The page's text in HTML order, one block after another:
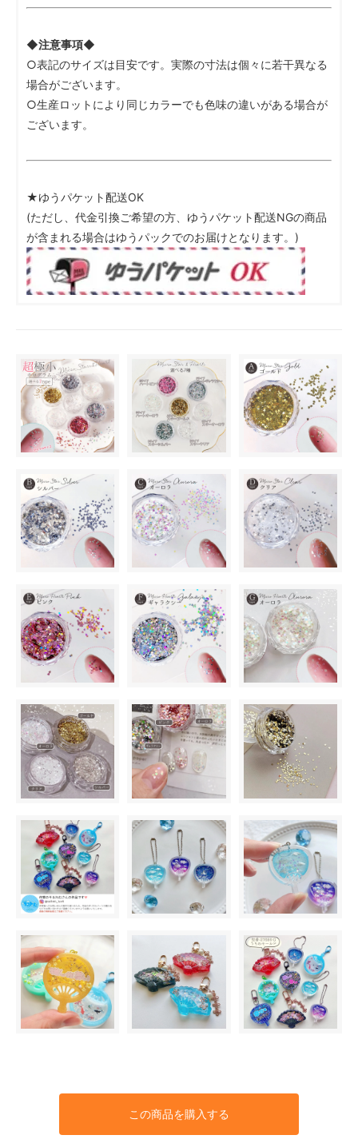
◆注意事項◆
○表記のサイズは目安です。実際の寸法は個々に若干異なる
場合がございます。
○生産ロットにより同じカラーでも色味の違いがある場合が
ございます。
★ゆうパケット配送OK
(ただし、代金引換ご希望の方、ゆうパケット配送NGの商品
が含まれる場合はゆうパックでのお届けとなります。)
この商品を購入する